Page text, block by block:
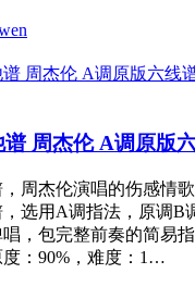
周杰伦 A调原版
周杰伦演唱的伤感情
选用A调指法，原调B
，包完整前奏的简易
：90%，难度：1…